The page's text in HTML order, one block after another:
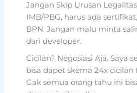
Jangan Skip Urusan
IMB/PBG, harus ada
BPN. Jangan malu minta
dari developer.
Cicilan? Negosiasi Aja. Saya
bisa dapet skema 24x cicilan
Gak semua orang tahu ini